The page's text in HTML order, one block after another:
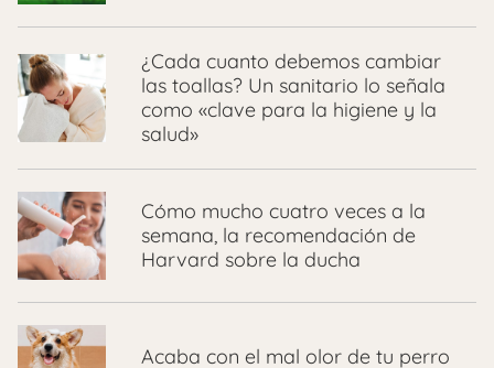
¿Cada cuanto debemos cambiar
las toallas? Un sanitario lo señala
como «clave para la higiene y la
salud»
Cómo mucho cuatro veces a la
semana, la recomendación de
Harvard sobre la ducha
Acaba con el mal olor de tu perro